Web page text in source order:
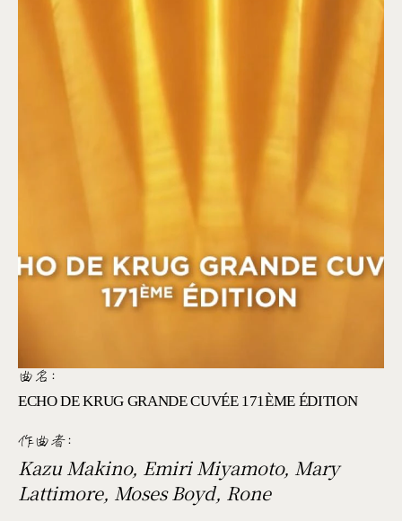
曲名:
ECHO DE KRUG GRANDE CUVÉE 171ÈME ÉDITION
作曲者:
Kazu Makino, Emiri Miyamoto, Mary
Lattimore, Moses Boyd, Rone